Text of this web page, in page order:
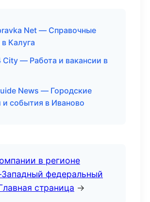
Net — Справочные
Калуга
— Работа и вакансии в
News — Городские
и события в Иваново
в регионе
федеральный
страница →